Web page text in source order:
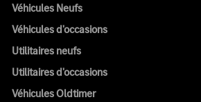
Véhicules Neufs
Véhicules d'occasions
Utilitaires neufs
Utilitaires d'occasions
Véhicules Oldtimer